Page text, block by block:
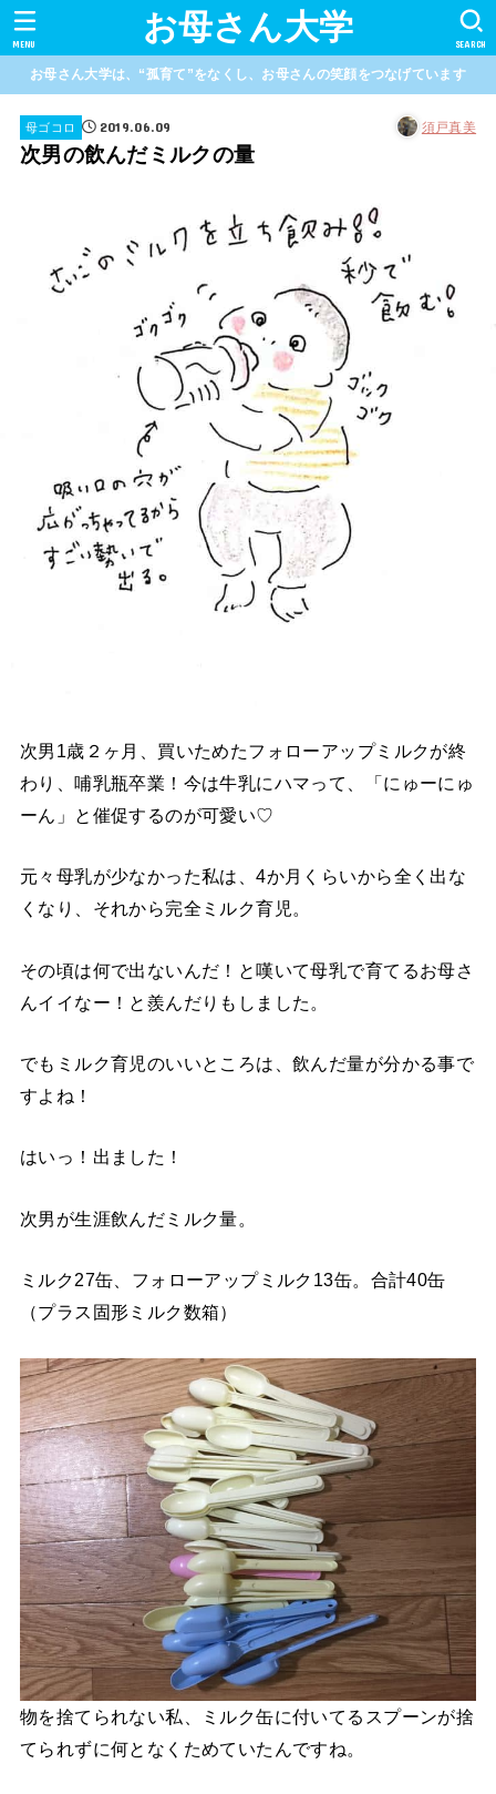
お母さん大学 SEARCH
MENU
お母さん大学は、“孤育て”をなくし、お母さんの笑顔をつなげています
母ゴコロ 2019.06.09 須戸真美
次男の飲んだミルクの量
次男1歳２ヶ月、買いためたフォローアップミルクが終
わり、哺乳瓶卒業！今は牛乳にハマって、「にゅーにゅ
ーん」と催促するのが可愛い♡
元々母乳が少なかった私は、4か月くらいから全く出な
くなり、それから完全ミルク育児。
その頃は何で出ないんだ！と嘆いて母乳で育てるお母さ
んイイなー！と羨んだりもしました。
でもミルク育児のいいところは、飲んだ量が分かる事で
すよね！
はいっ！出ました！
次男が生涯飲んだミルク量。
ミルク27缶、フォローアップミルク13缶。合計40缶
（プラス固形ミルク数箱）
物を捨てられない私、ミルク缶に付いてるスプーンが捨
てられずに何となくためていたんですね。